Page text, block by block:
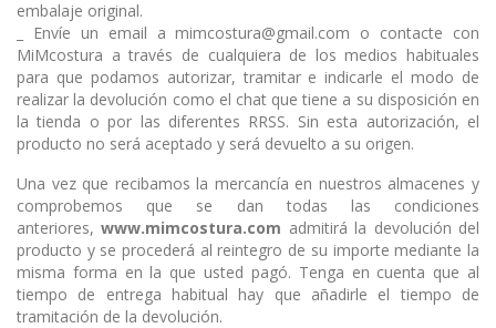
embalaje original.
_ Envíe un email a mimcostura@gmail.com o contacte con
MiMcostura a través de cualquiera de los medios habituales
para que podamos autorizar, tramitar e indicarle el modo de
realizar la devolución como el chat que tiene a su disposición en
la tienda o por las diferentes RRSS. Sin esta autorización, el
producto no será aceptado y será devuelto a su origen.
Una vez que recibamos la mercancía en nuestros almacenes y
comprobemos que se dan todas las condiciones
anteriores,www.mimcostura.com admitirá la devolución del
producto y se procederá al reintegro de su importe mediante la
misma forma en la que usted pagó. Tenga en cuenta que al
tiempo de entrega habitual hay que añadirle el tiempo de
tramitación de la devolución.